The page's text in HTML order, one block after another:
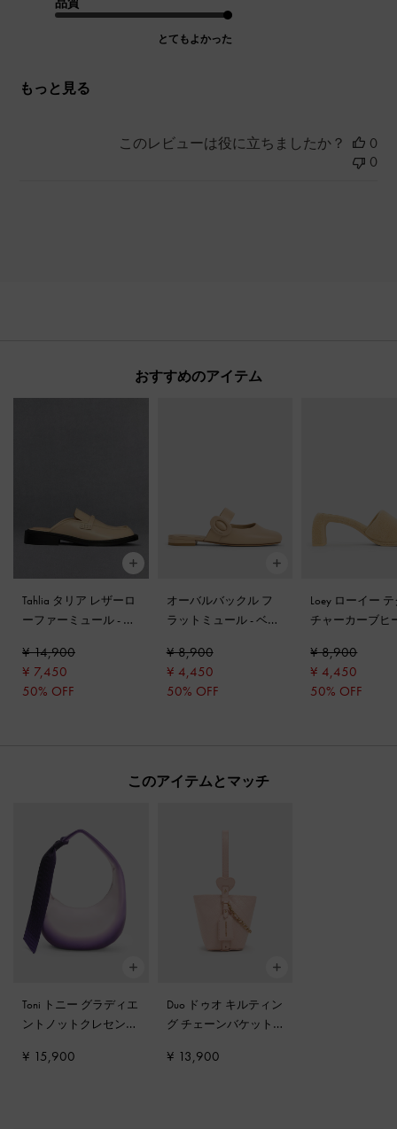
とてもよかった
もっと見る
このレビューは役に立ちましたか？
0
0
おすすめのアイテム
Tahlia タリア レザーロ
ーファーミュール- ベ
¥ 14,900
¥ 7,450
50% OFF
オーバルバックル フ
ラットミュール-ベー
¥ 8,900
¥ 4,450
50% OFF
Loey ローイー
チャーカーブヒ
¥ 8,900
¥ 4,450
50% OFF
このアイテムとマッチ
Toni トニー グラディエ
ントノットクレセント
プル
¥ 15,900
Duo ドゥオ キルティン
グ チェーンバケット
¥ 13,900